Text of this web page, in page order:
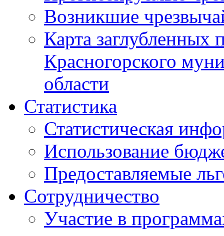
Возникшие
Карта
Красногорского
области
Статистика
Статистическая
Использование
Предоставляемые
Сотрудничество
Участие в